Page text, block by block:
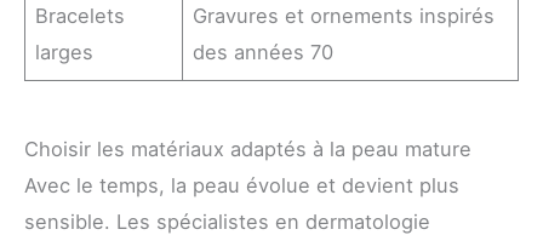
Bracelets
larges
Gravures et ornements inspirés
des années 70
Choisir les matériaux adaptés à la peau mature
Avec le temps, la peau évolue et devient plus
sensible. Les spécialistes en dermatologie